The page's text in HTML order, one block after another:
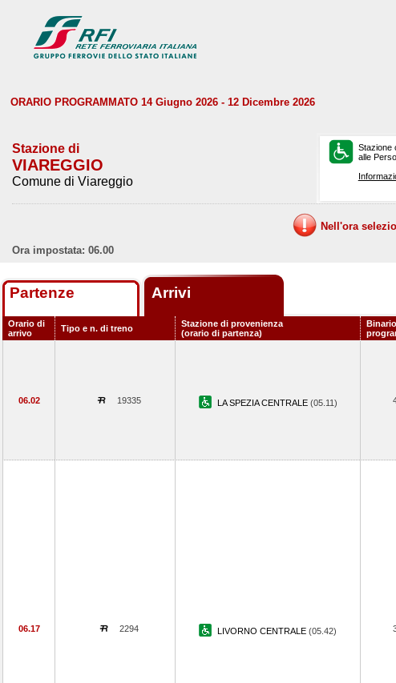
ORARIO PROGRAMMATO 14 Giugno 2026 - 12 Dicembre 2026
Stazione di
VIAREGGIO
Comune di Viareggio
Stazione
alle
Nell'ora
Ora impostata: 06.00
Partenze Arrivi
Orario di
arrivo
Tipo e n. di treno
Stazione di provenienza
(orario di partenza)
Binario
06.02 19335 LA SPEZIA CENTRALE (05.11)
06.17 2294 LIVORNO CENTRALE (05.42)